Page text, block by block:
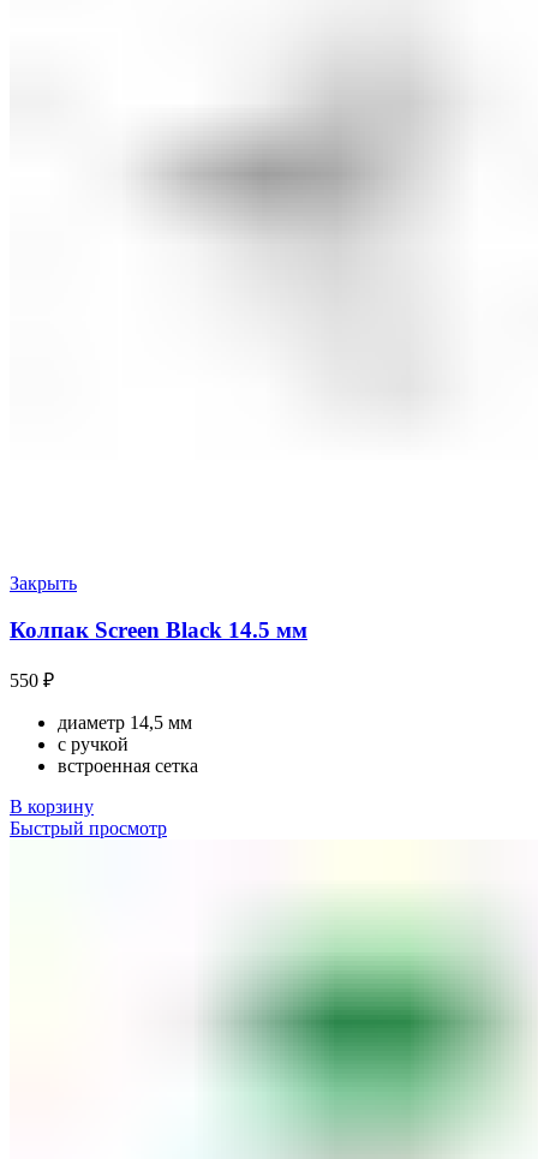
Закрыть
Колпак Screen Black 14.5 мм
550 ₽
диаметр 14,5 мм
с ручкой
встроенная сетка
В корзину
Быстрый просмотр